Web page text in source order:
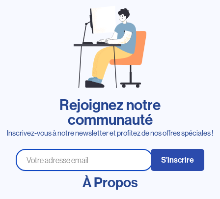
Rejoignez notre
communauté
Inscrivez-vous à notre newsletter et profitez de nos offres spéciales !
S’inscrire
À Propos